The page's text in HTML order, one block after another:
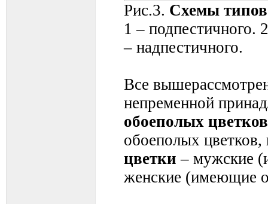
Рис.3. Схемы
1 – подпестичного.
– надпестичного.
Все
непременной
обоеполых цветков
обоеполых
цветки – мужские
женские (имеющие